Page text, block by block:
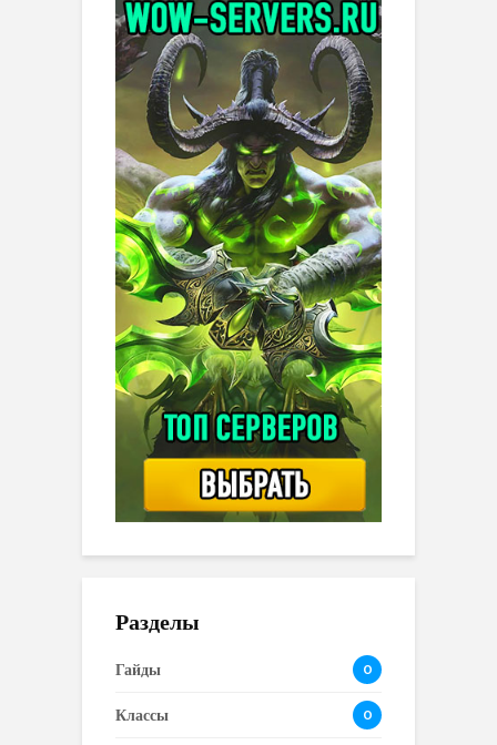
Разделы
Гайды 0
Классы 0